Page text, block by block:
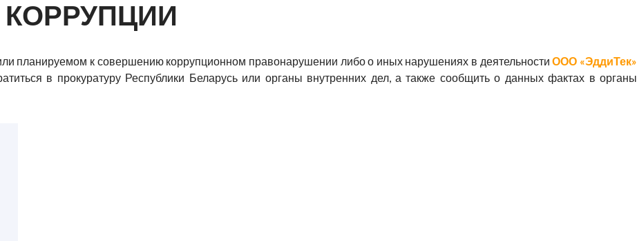
КОРРУПЦИИ
планируемом к совершению коррупционном правонарушении либо о иных нарушениях в деятельностиООО «ЭддиТек»
в прокуратуру Республики Беларусь или органы внутренних дел, а также сообщить о данных фактах в органы